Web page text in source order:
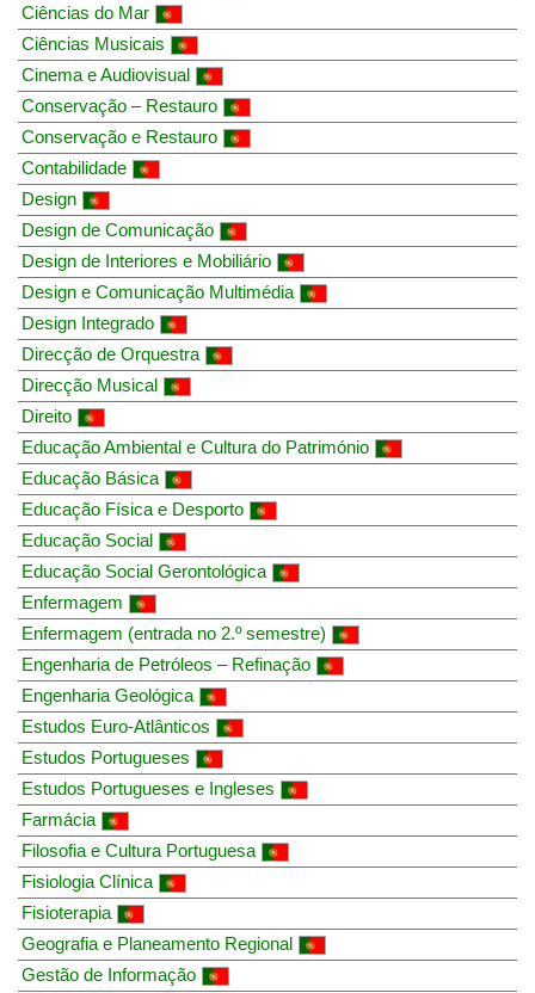
Ciências do Mar
Ciências Musicais
Cinema e Audiovisual
Conservação – Restauro
Conservação e Restauro
Contabilidade
Design
Design de Comunicação
Design de Interiores e Mobiliário
Design e Comunicação Multimédia
Design Integrado
Direcção de Orquestra
Direcção Musical
Direito
Educação Ambiental e Cultura do Património
Educação Básica
Educação Física e Desporto
Educação Social
Educação Social Gerontológica
Enfermagem
Enfermagem (entrada no 2.º semestre)
Engenharia de Petróleos – Refinação
Engenharia Geológica
Estudos Euro-Atlânticos
Estudos Portugueses
Estudos Portugueses e Ingleses
Farmácia
Filosofia e Cultura Portuguesa
Fisiologia Clínica
Fisioterapia
Geografia e Planeamento Regional
Gestão de Informação